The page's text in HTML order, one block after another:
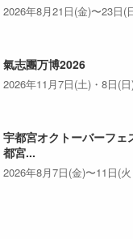
2026年8月21日(金)〜23日(
氣志團万博2026
2026年11月7日(土)・8日(
宇都宮オクトーバーフ
都宮...
2026年8月7日(金)〜11日(